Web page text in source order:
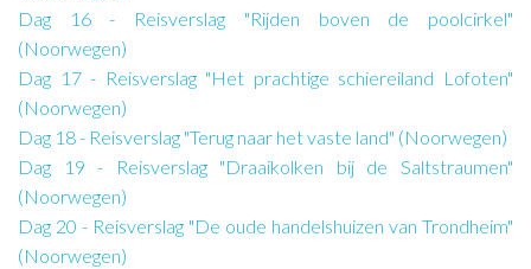
Dag 16 - Reisverslag "Rijden boven de poolcirkel"
(Noorwegen)
Dag 17 - Reisverslag "Het prachtige schiereiland Lofoten"
(Noorwegen)
Dag 18 - Reisverslag "Terug naar het vaste land" (Noorwegen)
Dag 19 - Reisverslag "Draaikolken bij de Saltstraumen"
(Noorwegen)
Dag 20 - Reisverslag "De oude handelshuizen van Trondheim"
(Noorwegen)